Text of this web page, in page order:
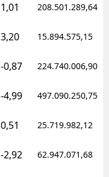
1,01 208.501.289,64
3,20 15.894.575,15
-0,87 224.740.006,90
-4,99 497.090.250,75
0,51 25.719.982,12
-2,92 62.947.071,68